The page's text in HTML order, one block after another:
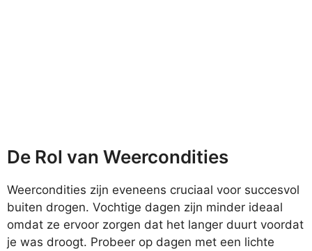
De Rol van Weercondities
Weercondities zijn eveneens cruciaal voor succesvol
buiten drogen. Vochtige dagen zijn minder ideaal
omdat ze ervoor zorgen dat het langer duurt voordat
je was droogt. Probeer op dagen met een lichte